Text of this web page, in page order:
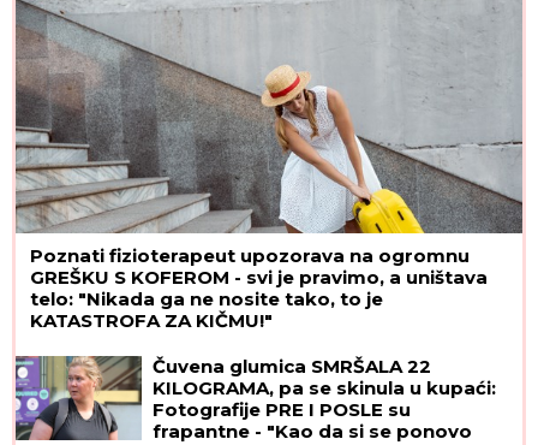
Poznati fizioterapeut upozorava na ogromnu
GREŠKU S KOFEROM - svi je pravimo, a uništava
telo: "Nikada ga ne nosite tako, to je
KATASTROFA ZA KIČMU!"
Čuvena glumica SMRŠALA 22
KILOGRAMA, pa se skinula u kupaći:
Fotografije PRE I POSLE su
frapantne - "Kao da si se ponovo